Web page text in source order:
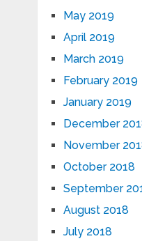
May 2019
April 2019
March 2019
February 2019
January 2019
December
November
October 2018
September
August 2018
July 2018